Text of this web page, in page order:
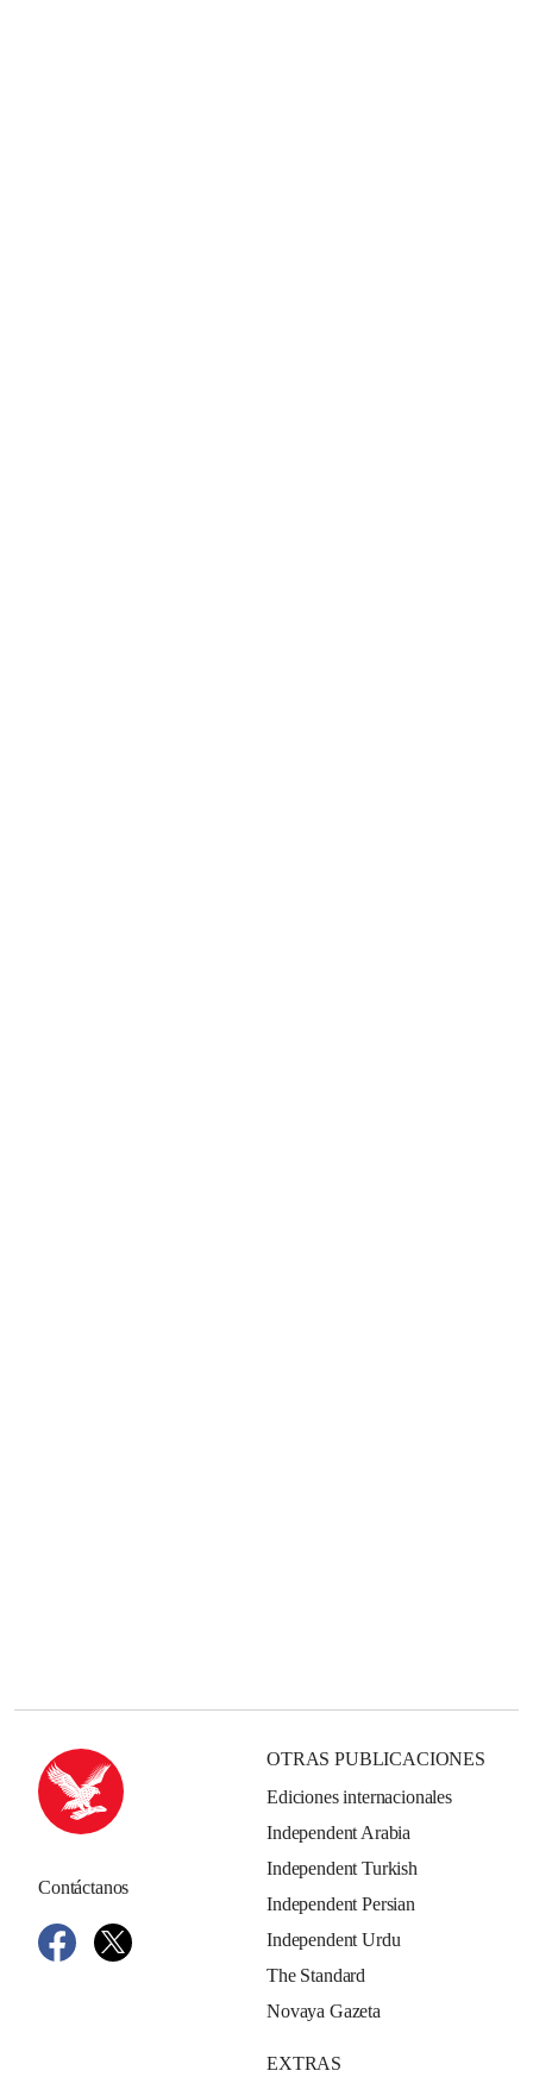
Contáctanos
OTRAS PUBLICACIONES
Ediciones internacionales
Independent Arabia
Independent Turkish
Independent Persian
Independent Urdu
The Standard
Novaya Gazeta
EXTRAS